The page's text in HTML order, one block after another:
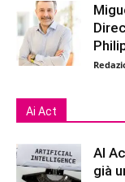
Ai Act
AI
già